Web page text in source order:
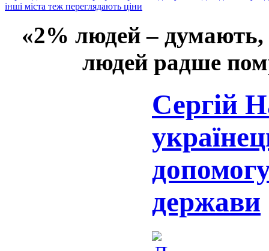
інші міста теж переглядають ціни
«2% людей –
людей радше
Сергій
держави